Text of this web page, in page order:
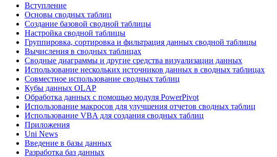
Вступление
Основы сводных таблиц
Создание базовой сводной таблицы
Настройка сводной таблицы
Группировка, сортировка и фильтрация данных сводной таблицы
Вычисления в сводных таблицах
Сводные диаграммы и другие средства визуализации данных
Использование нескольких источников данных в сводных таблицах
Совместное использование сводных таблиц
Кубы данных OLAP
Обработка данных с помощью модуля PowerPivot
Использование макросов для улучшения отчетов сводных таблиц
Использование VBA для создания сводных таблиц
Приложения
Uni News
Введение в базы данных
Разработка баз данных